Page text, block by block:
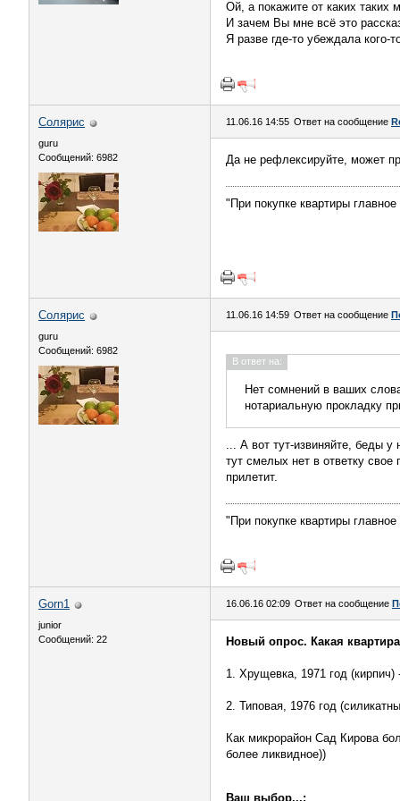
Ой, а покажите от каких
И зачем Вы мне всё это
Я разве где-то убеждала кого-
Солярис
guru
Сообщений: 6982
11.06.16 14:55 Ответ на сообщение
Да не рефлексируйте, может
"При покупке квартиры
Солярис
guru
Сообщений: 6982
11.06.16 14:59 Ответ на сообщение
В ответ на:
Нет сомнений в ваших
нотариальную прокладку
... А вот тут-извиняйте, беды
тут смелых нет в ответку свое
прилетит.
"При покупке квартиры
Gorn1
junior
Сообщений: 22
16.06.16 02:09 Ответ на сообщение
Новый опрос. Какая
1. Хрущевка, 1971 год
2. Типовая, 1976 год
Как микрорайон Сад Кирова
более ликвидное))
Ваш выбор...: